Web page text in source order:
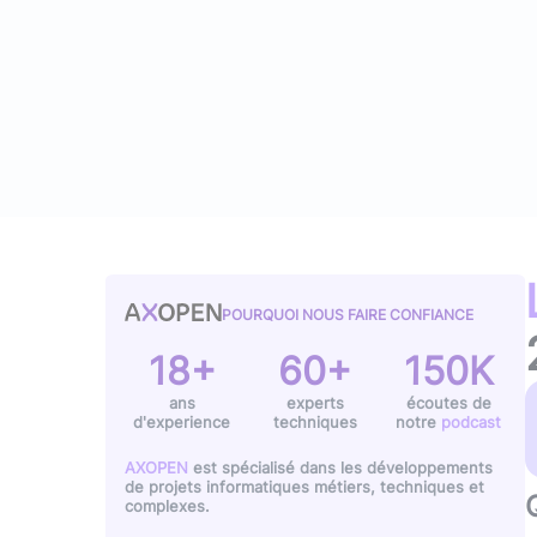
POURQUOI NOUS FAIRE CONFIANCE
18+
ans
d'experience
60+
experts
techniques
150K
écoutes de
notre podcast
AXOPEN est spécialisé dans les développements
de projets informatiques métiers, techniques et
complexes.